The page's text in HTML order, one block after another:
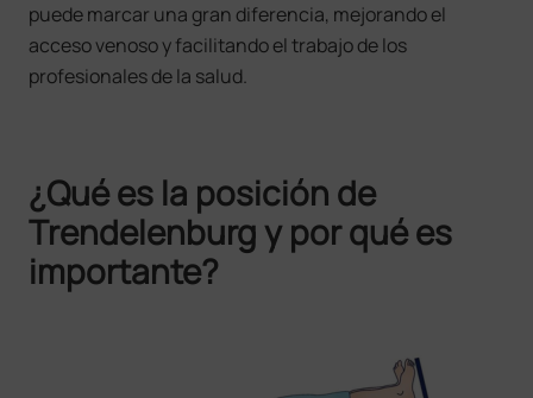
puede marcar una gran diferencia, mejorando el
acceso venoso y facilitando el trabajo de los
profesionales de la salud.
¿Qué es la posición de
Trendelenburg y por qué es
importante?